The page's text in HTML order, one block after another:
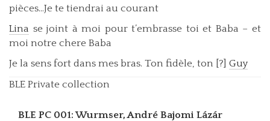
pièces…Je te tiendrai au courant
Lina se joint à moi pour t’embrasse toi et Baba – et
moi notre chere Baba
Je la sens fort dans mes bras. Ton fidèle, ton [?] Guy
BLE Private collection
BLE PC 001: Wurmser, André Bajomi Lázár